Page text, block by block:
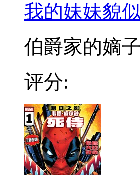
我的妹妹貌
伯爵家的嫡
评分: